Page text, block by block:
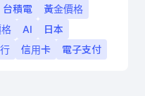
台積電
黃金價格
AI
日本
信用卡 電子支付